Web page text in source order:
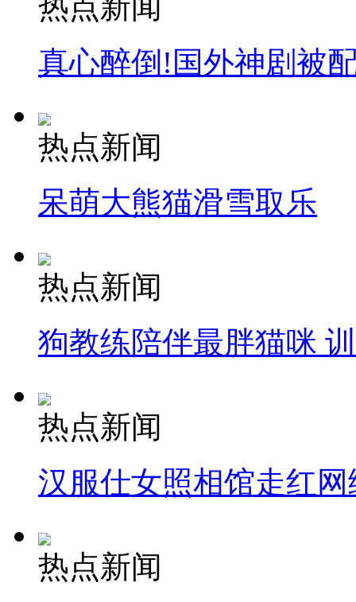
真心醉倒!国外神剧被
热点新闻
呆萌大熊猫滑雪取乐
热点新闻
狗教练陪伴最胖猫咪
热点新闻
汉服仕女照相馆走红网
热点新闻